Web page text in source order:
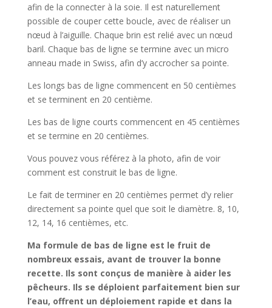
afin de la connecter à la soie. Il est naturellement
possible de couper cette boucle, avec de réaliser un
nœud à l’aiguille. Chaque brin est relié avec un nœud
baril. Chaque bas de ligne se termine avec un micro
anneau made in Swiss, afin d’y accrocher sa pointe.
Les longs bas de ligne commencent en 50 centièmes
et se terminent en 20 centième.
Les bas de ligne courts commencent en 45 centièmes
et se termine en 20 centièmes.
Vous pouvez vous référez à la photo, afin de voir
comment est construit le bas de ligne.
Le fait de terminer en 20 centièmes permet d’y relier
directement sa pointe quel que soit le diamètre. 8, 10,
12, 14, 16 centièmes, etc.
Ma formule de bas de ligne est le fruit de
nombreux essais, avant de trouver la bonne
recette. Ils sont conçus de manière à aider les
pêcheurs. Ils se déploient parfaitement bien sur
l’eau, offrent un déploiement rapide et dans la